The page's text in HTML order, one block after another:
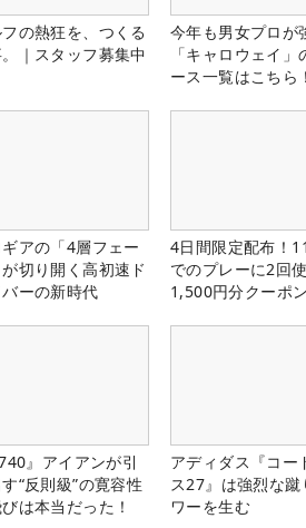
の熱狂を、つくる
｜スタッフ募集中
今年も男女プロが
「キャロウェイ」
ース一覧はこちら！
アの「4層フェー
切り開く高初速ド
ーの新時代
4日間限定配布！
でのプレーに2回
1,500円分クーポ
』アイアンが引
“反則級”の寛容性
は本当だった！
アディダス『コー
ス27』は強烈な蹴
ワーを生む